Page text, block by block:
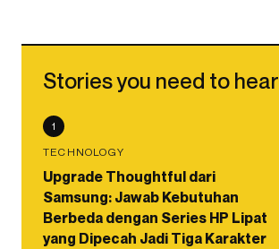
Stories you need to hear
1
TECHNOLOGY
Upgrade Thoughtful dari
Samsung: Jawab Kebutuhan
Berbeda dengan Series HP Lipat
yang Dipecah Jadi Tiga Karakter